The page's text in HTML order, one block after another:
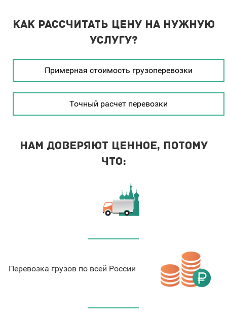
Как рассчитать цену на нужную
услугу?
Примерная стоимость грузоперевозки
Точный расчет перевозки
Нам доверяют ценное, потому
что:
Перевозка грузов по всей России